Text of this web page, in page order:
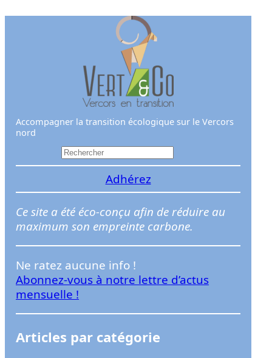
Accompagner la transition écologique sur le Vercors
nord
e
h
e
r
e
r
Adhérez
Ce site a été éco-conçu afin de réduire au
maximum son empreinte carbone.
Ne ratez aucune info !
Abonnez-vous à notre lettre d’actus
mensuelle !
Articles par catégorie